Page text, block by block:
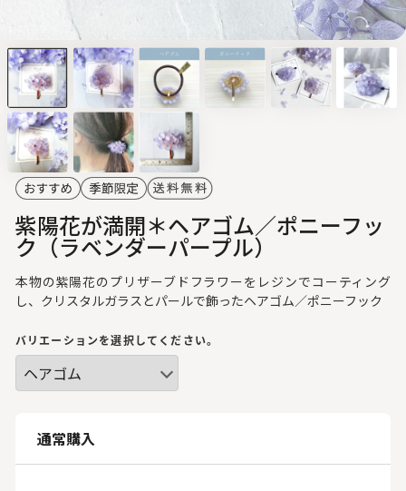
紫陽花が満開＊ヘアゴム／ポニーフッ
ク（ラベンダーパープル）
本物の紫陽花のプリザーブドフラワーをレジンでコーティング
し、クリスタルガラスとパールで飾ったヘアゴム／ポニーフック
バリエーションを選択してください。
通常購入